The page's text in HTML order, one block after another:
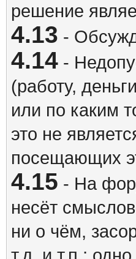
решение
4.13 -
4.14-
(работу,
или по каким
это не
посещающих
4.15 - На
несёт
ни о чём,